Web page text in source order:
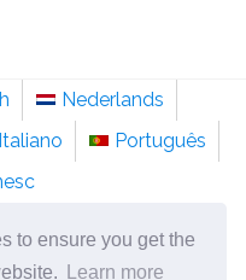
to ensure you get the
Learn more
Nederlands
Italiano
Português
sobre a vida.